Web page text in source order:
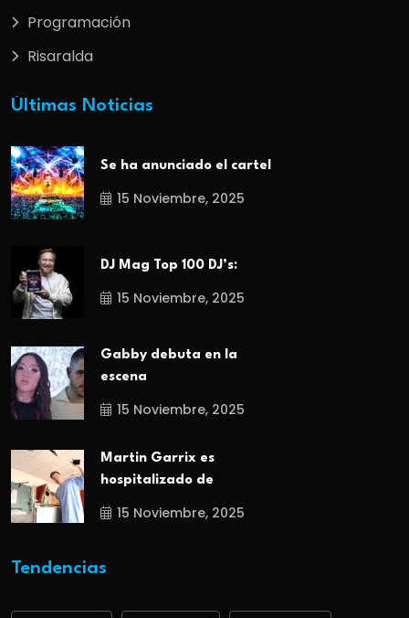
Programación
Risaralda
Últimas Noticias
Se ha anunciado el cartel
15 Noviembre, 2025
DJ Mag Top 100 DJ’s:
15 Noviembre, 2025
Gabby debuta en la
escena
15 Noviembre, 2025
Martin Garrix es
hospitalizado de
15 Noviembre, 2025
Tendencias